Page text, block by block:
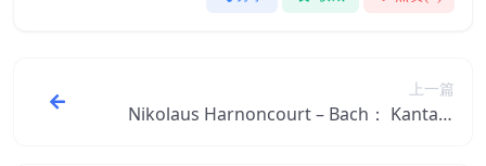
上一篇
Nikolaus Harnoncourt – Bach： Kantate